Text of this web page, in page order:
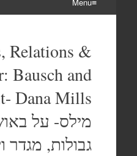
content
Relations &
Bausch and
מילס- על
גבולות, מגדר